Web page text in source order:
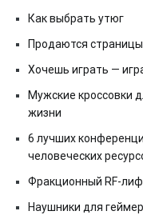
Как выбрать утюг
Продаются
Хочешь играть —
Мужские кроссовки
жизни
6 лучших
человеческих
Фракционный RF-
Наушники для